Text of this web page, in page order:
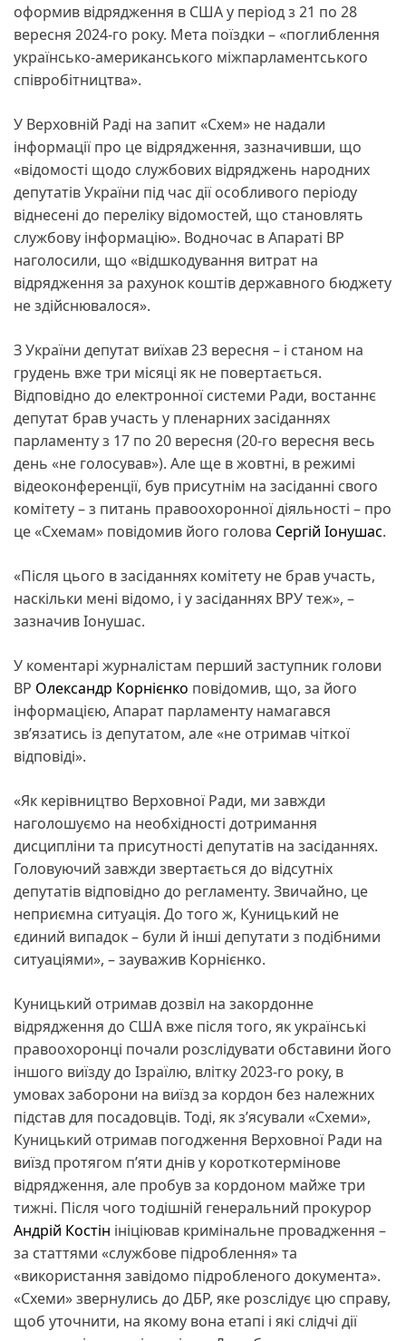
оформив відрядження в США у період з 21 по 28
вересня 2024-го року. Мета поїздки – «поглиблення
українсько-американського міжпарламентського
співробітництва».
У Верховній Раді на запит «Схем» не надали
інформації про це відрядження, зазначивши, що
«відомості щодо службових відряджень народних
депутатів України під час дії особливого періоду
віднесені до переліку відомостей, що становлять
службову інформацію». Водночас в Апараті ВР
наголосили, що «відшкодування витрат на
відрядження за рахунок коштів державного бюджету
не здійснювалося».
З України депутат виїхав 23 вересня – і станом на
грудень вже три місяці як не повертається.
Відповідно до електронної системи Ради, востаннє
депутат брав участь у пленарних засіданнях
парламенту з 17 по 20 вересня (20-го вересня весь
день «не голосував»). Але ще в жовтні, в режимі
відеоконференції, був присутнім на засіданні свого
комітету – з питань правоохоронної діяльності – про
це «Схемам» повідомив його голова Сергій Іонушас.
«Після цього в засіданнях комітету не брав участь,
наскільки мені відомо, і у засіданнях ВРУ теж», –
зазначив Іонушас.
У коментарі журналістам перший заступник голови
ВР Олександр Корнієнко повідомив, що, за його
інформацією, Апарат парламенту намагався
зв’язатись із депутатом, але «не отримав чіткої
відповіді».
«Як керівництво Верховної Ради, ми завжди
наголошуємо на необхідності дотримання
дисципліни та присутності депутатів на засіданнях.
Головуючий завжди звертається до відсутніх
депутатів відповідно до регламенту. Звичайно, це
неприємна ситуація. До того ж, Куницький не
єдиний випадок – були й інші депутати з подібними
ситуаціями», – зауважив Корнієнко.
Куницький отримав дозвіл на закордонне
відрядження до США вже після того, як українські
правоохоронці почали розслідувати обставини його
іншого виїзду до Ізраїлю, влітку 2023-го року, в
умовах заборони на виїзд за кордон без належних
підстав для посадовців. Тоді, як з’ясували «Схеми»,
Куницький отримав погодження Верховної Ради на
виїзд протягом п’яти днів у короткотермінове
відрядження, але пробув за кордоном майже три
тижні. Після чого тодішній генеральний прокурор
Андрій Костін ініціював кримінальне провадження –
за статтями «службове підроблення» та
«використання завідомо підробленого документа».
«Схеми» звернулись до ДБР, яке розслідує цю справу,
щоб уточнити, на якому вона етапі і які слідчі дії